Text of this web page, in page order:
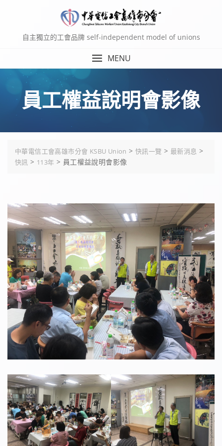
自主獨立的工會品牌 self-independent model of unions
MENU
員工權益說明會影像
中華電信工會高雄市分會 KSBU Union >快訊一覽 > 最新消息 >
快訊 > 113年 > 員工權益說明會影像